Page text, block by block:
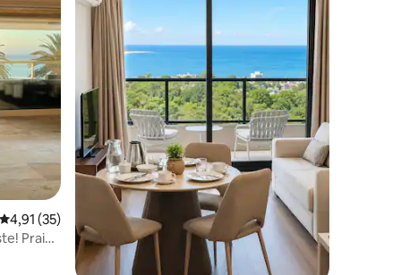
4,91 de uma avaliação média de 5, 35 avaliações
4,91 (35)
Praia